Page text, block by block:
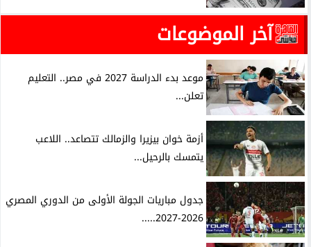
آخر الموضوعات
موعد بدء الدراسة 2027 في مصر.. التعليم
تعلن...
أزمة خوان بيزيرا والزمالك تتصاعد.. اللاعب
يتمسك بالرحيل...
جدول مباريات الجولة الأولى من الدوري المصري
2026-2027.....